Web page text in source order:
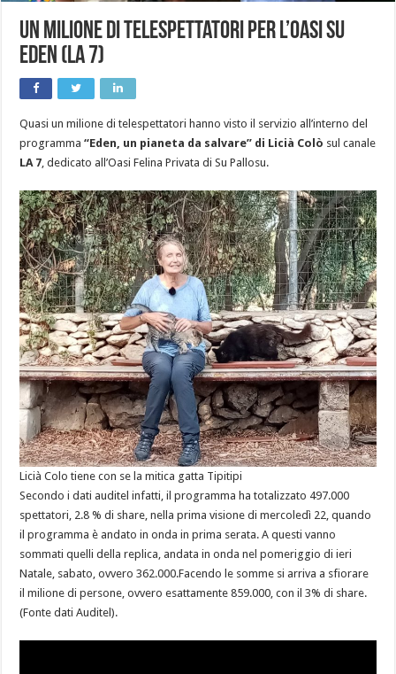
Un milione di telespettatori per l’Oasi su
Eden (La 7)
Quasi un milione di telespettatori hanno visto il servizio all’interno del
programma“Eden, un pianeta da salvare” di Licià Colò sul canale
LA 7 , dedicato all’Oasi Felina Privata di Su Pallosu.
Licià Colo tiene con se la mitica gatta Tipitipi
Secondo i dati auditel infatti, il programma ha totalizzato 497.000
spettatori, 2.8 % di share, nella prima visione di mercoledì 22, quando
il programma è andato in onda in prima serata. A questi vanno
sommati quelli della replica, andata in onda nel pomeriggio di ieri
Natale, sabato, ovvero 362.000.Facendo le somme si arriva a sfiorare
il milione di persone, ovvero esattamente 859.000, con il 3% di share.
(Fonte dati Auditel).